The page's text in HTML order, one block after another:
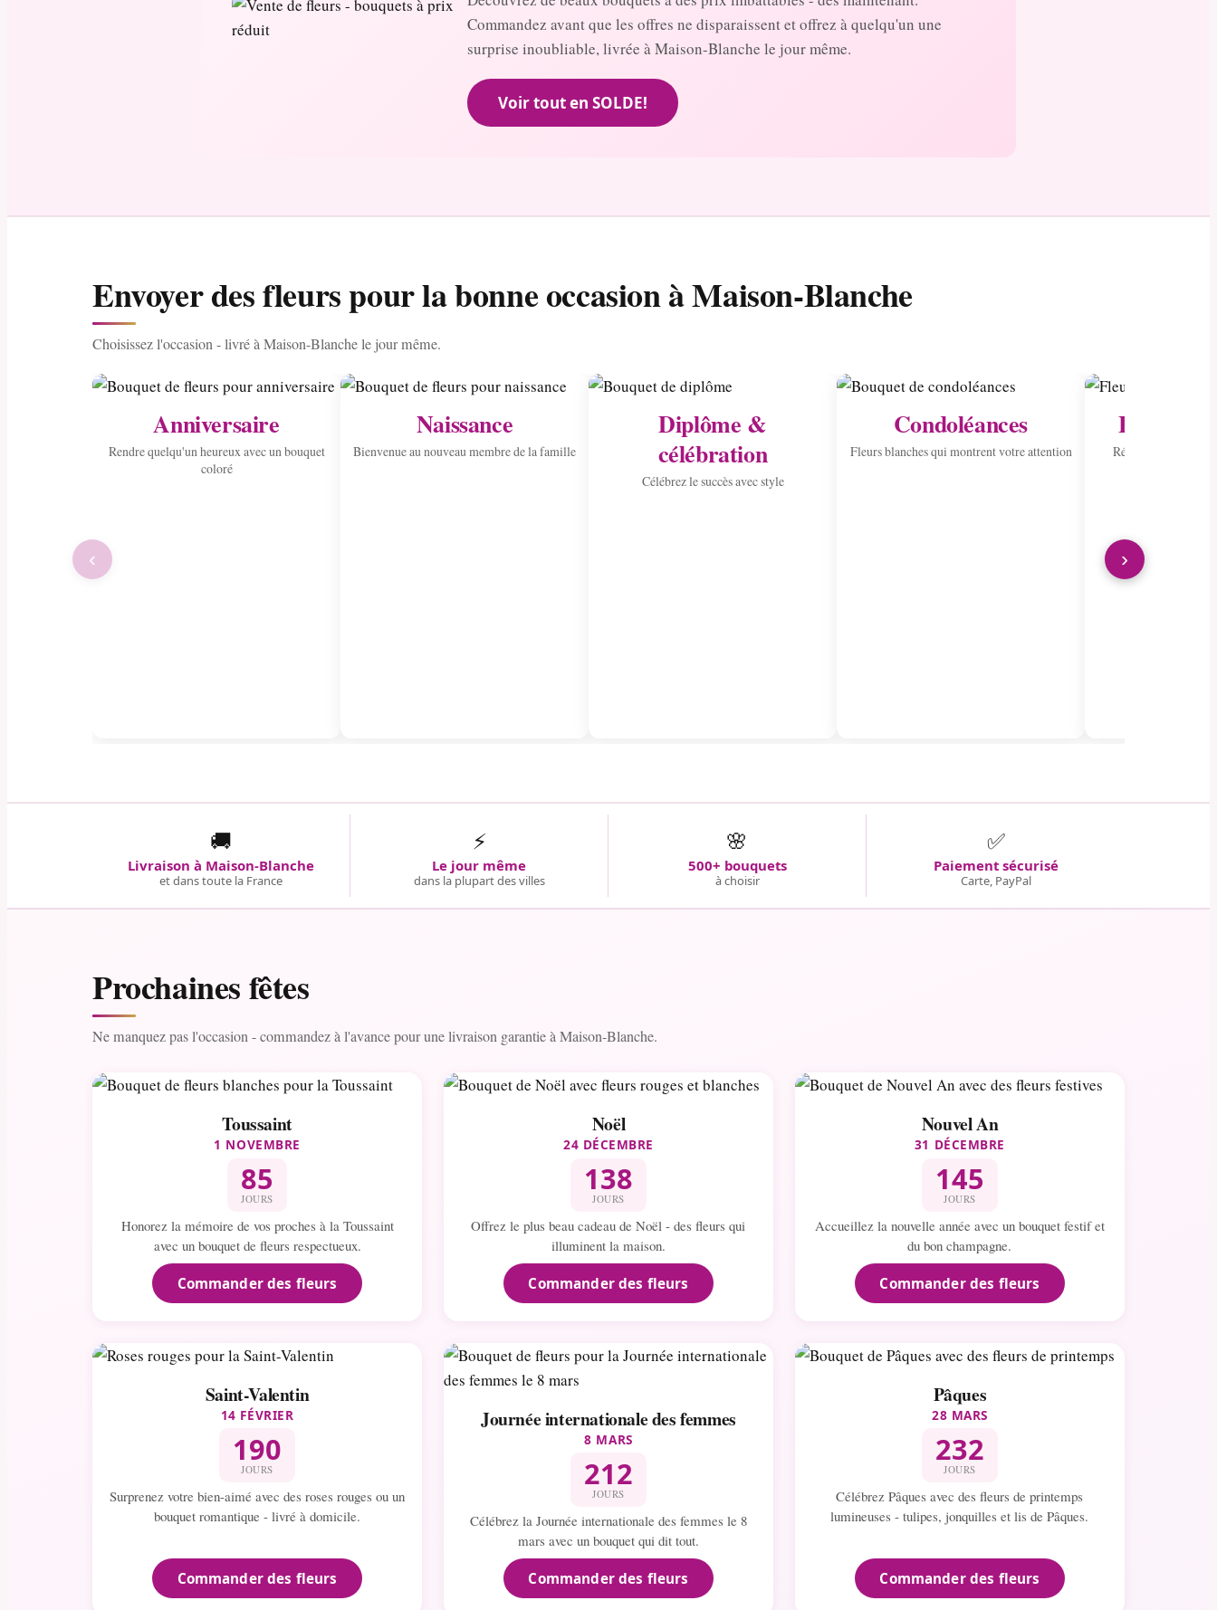
Commandez avant que les offres ne disparaissent et offrez à quelqu'un une
surprise inoubliable, livrée à Maison-Blanche le jour même.
Voir tout en SOLDE!
Envoyer des fleurs pour la bonne occasion à Maison-Blanche
Choisissez l'occasion - livré à Maison-Blanche le jour même.
Anniversaire
Rendre quelqu'un heureux avec un bouquet
coloré
Naissance
Bienvenue au nouveau membre de la famille
Diplôme &
célébration
Célébrez le succès avec style
Condoléances
Fleurs blanches qui montrent votre attention
Envoyer
Répandre la joie
‹ ›
🚚
Livraison à Maison-Blanche
et dans toute la France
⚡
Le jour même
dans la plupart des villes
🌸
500+ bouquets
à choisir
✅
Paiement sécurisé
Carte, PayPal
Prochaines fêtes
Ne manquez pas l'occasion - commandez à l'avance pour une livraison garantie à Maison-Blanche.
Toussaint
1 NOVEMBRE
85
JOURS
Honorez la mémoire de vos proches à la Toussaint
avec un bouquet de fleurs respectueux.
Commander des fleurs
Noël
24 DÉCEMBRE
138
JOURS
Offrez le plus beau cadeau de Noël - des fleurs qui
illuminent la maison.
Commander des fleurs
Nouvel An
31 DÉCEMBRE
145
JOURS
Accueillez la nouvelle année avec un bouquet festif et
du bon champagne.
Commander des fleurs
Saint-Valentin
14 FÉVRIER
190
JOURS
Surprenez votre bien-aimé avec des roses rouges ou un
bouquet romantique - livré à domicile.
Commander des fleurs
Journée internationale des femmes
8 MARS
212
JOURS
Célébrez la Journée internationale des femmes le 8
mars avec un bouquet qui dit tout.
Commander des fleurs
Pâques
28 MARS
232
JOURS
Célébrez Pâques avec des fleurs de printemps
lumineuses - tulipes, jonquilles et lis de Pâques.
Commander des fleurs